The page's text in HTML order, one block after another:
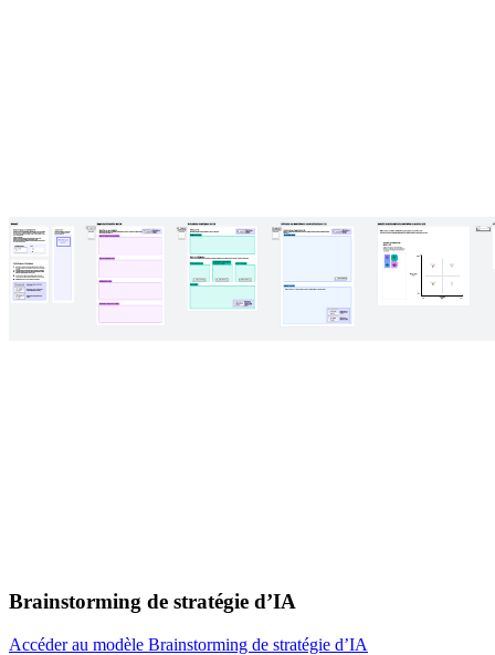
Brainstorming de stratégie d’IA
Accéder au modèle Brainstorming de stratégie d’IA